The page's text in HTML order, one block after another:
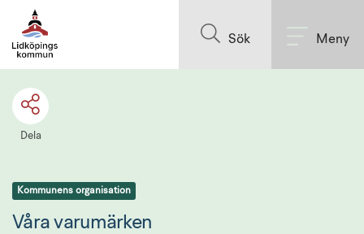
Sök Meny
Dela
Kommunens organisation
Våra varumärken